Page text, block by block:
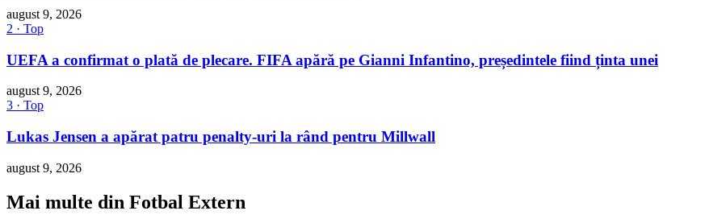
august 9, 2026
2 · Top
UEFA a confirmat o plată de plecare. FIFA apără pe Gianni Infantino, președintele fiind ținta unei
august 9, 2026
3 · Top
Lukas Jensen a apărat patru penalty-uri la rând pentru Millwall
august 9, 2026
Mai multe din Fotbal Extern